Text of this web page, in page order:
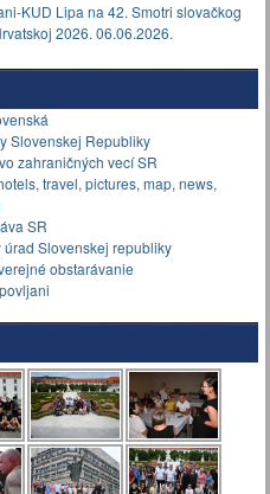
KUD Lipa na 42. Smotri slovačkog
2026. 06.06.2026.
Slovenskej Republiky
zahraničných vecí SR
travel, pictures, map, news,
SR
úrad Slovenskej republiky
obstarávanie